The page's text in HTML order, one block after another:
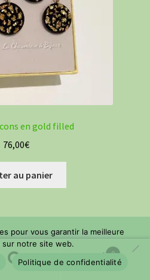
en gold filled
76,00€
au panier
0
pour vous garantir la meilleure
sur notre site web.
Politique de confidentialité